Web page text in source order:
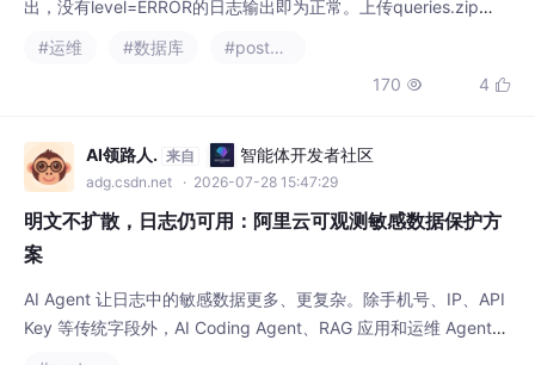
出，没有level=ERROR的日志输出即为正常。上传queries.zip
后，校验md5结果应为458a23ae6d2fbb82b1e5dd6a10879f4
0。因数据库配置compatible_db兼容参数导致查询失败。系统平
台：银河麒麟 （鲲鹏）监控页面无复制槽相关数据展示。
#运维 #数据库
#postgresql
170  4 
AI领路人. 来自 智能体开发者社区
adg.csdn.net · 2026-07-28 15:47:29
明文不扩散，日志仍可用：阿里云可观测敏感数据保护方
案
AI Agent 让日志中的敏感数据更多、更复杂。除手机号、IP、API
Key 等传统字段外，AI Coding Agent、RAG 应用和运维 Agent